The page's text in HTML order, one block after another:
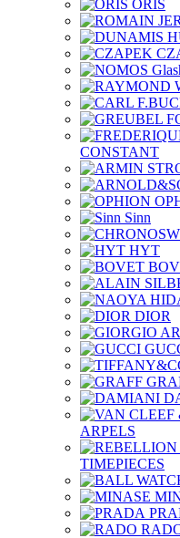
ORIS
CONSTANT
Sinn
HYT
DIOR
ARPELS
TIMEPIECES